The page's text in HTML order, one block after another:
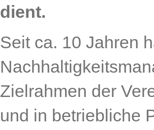
dient.
Seit ca. 10 Jahren
Zielrahmen der
und in betriebliche